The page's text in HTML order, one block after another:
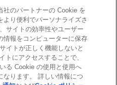
ライト
ーポリシー
ポリシー
ついて
の設定
る質問
社のパートナーの Cookie を
り便利でパーソナライズさ
サイトの効率性やユーザー
情報をコンピューターに保存
イトが正しく機能しないと
トにアクセスすることで、
る Cookie の使用と使用へ
なります。 詳しい情報につ